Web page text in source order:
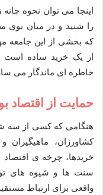
اینجا می توان نحوه
را شنید و در میان بوی
که بخشی از این جامعه
از یک خرید ساده
خاطره ای ماندگار می
حمایت از اقتصاد
هنگامی که کسی از سه
کشاورزان،
خریدها، چرخه ی
سنت ها و شیوه های
واقعی برای ارتباط